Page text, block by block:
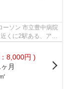
ーソン 市立豊中病院
くに2駅ある、アク
8,000円 )
月